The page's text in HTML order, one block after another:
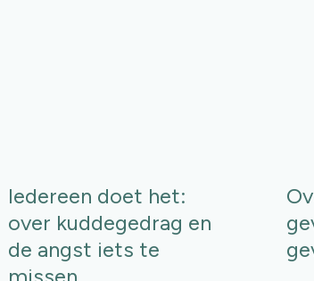
Iedereen doet het:
over kuddegedrag en
de angst iets te